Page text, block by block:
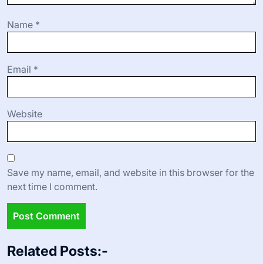
Name *
Email *
Website
Save my name, email, and website in this browser for the
next time I comment.
Related Posts:-